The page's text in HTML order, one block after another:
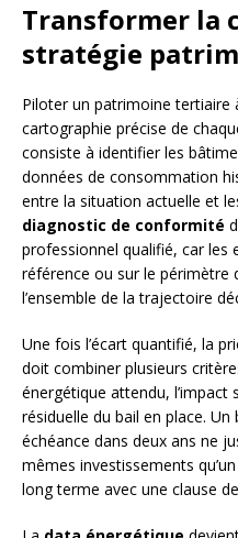
Transformer la
stratégie
Piloter un patrimoine tertiaire
cartographie précise de
consiste à identifier les
données de consommation
entre la situation actuelle et
diagnostic de conformité
professionnel qualifié, car les
référence ou sur le périmètre
l’ensemble de la trajectoire
Une fois l’écart quantifié, la
doit combiner plusieurs
énergétique attendu, l’impact
résiduelle du bail en place.
échéance dans deux ans ne
mêmes investissements
long terme avec une clause